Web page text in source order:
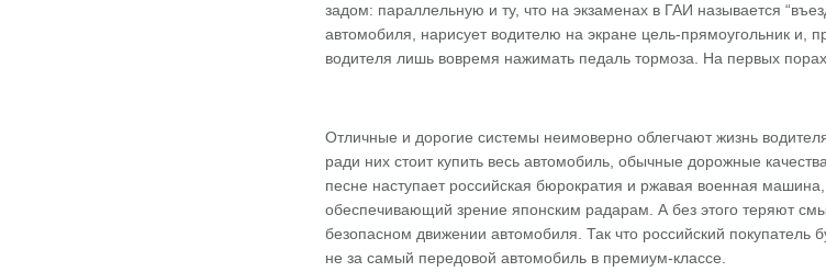
задом: параллельную и ту, что на экзаменах в ГАИ называется
автомобиля, нарисует водителю на экране цель-прямоугольник и,
водителя лишь вовремя нажимать педаль тормоза. На первых
Отличные и дорогие системы неимоверно облегчают жизнь
ради них стоит купить весь автомобиль, обычные дорожные
песне наступает российская бюрократия и ржавая военная
обеспечивающий зрение японским радарам. А без этого теряют
безопасном движении автомобиля. Так что российский покупатель
не за самый передовой автомобиль в премиум-классе.